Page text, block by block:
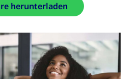
herunterladen